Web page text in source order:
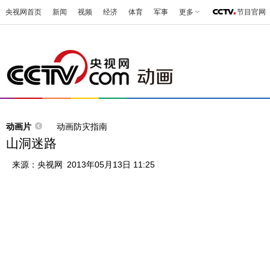
央视网首页 新闻 视频 经济 体育 军事 更多 节目官网
动画片 动画防灾指南
山洞迷路
来源： 央视网 2013年05月13日 11:25